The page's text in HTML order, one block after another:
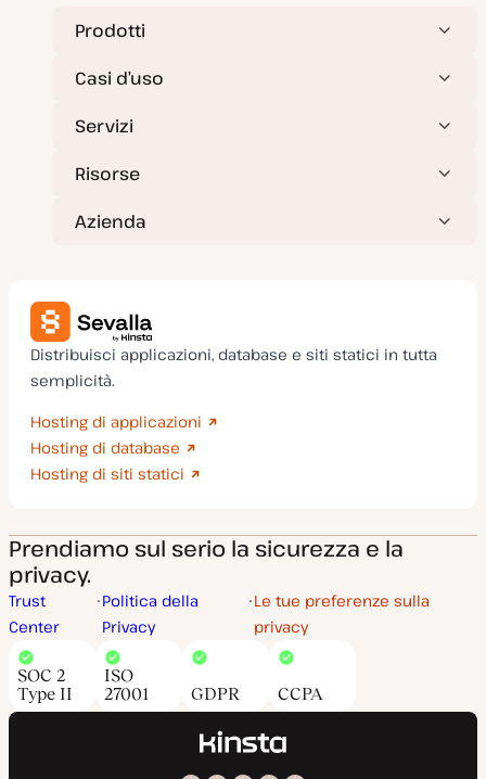
Prodotti
Casi d’uso
Servizi
Risorse
Azienda
Distribuisci applicazioni, database e siti statici in tutta
semplicità.
Hosting di applicazioni
Hosting di database
Hosting di siti statici
Prendiamo sul serio la sicurezza e la
privacy.
Trust
Center
Politica della
Privacy
Le tue preferenze sulla
privacy
SOC 2
Type II
ISO
27001
GDPR CCPA